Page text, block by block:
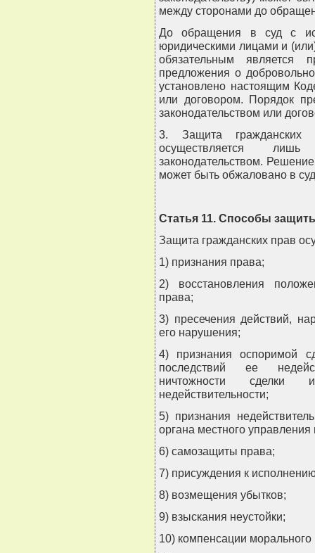
между сторонами до
До обращения в суд с
юридическими лицами и
обязательным является
предложения о
установлено настоящим
или договором. Порядок
законодательством или
3. Защита гражданских
осуществляется
законодательством.
может быть обжаловано в
Статья 11. Способы
Защита гражданских прав
1) признания права;
2) восстановления
права;
3) пресечения действий,
его нарушения;
4) признания оспоримой
последствий ее
ничтожности сделки
недействительности;
5) признания
органа местного
6) самозащиты права;
7) присуждения к
8) возмещения убытков;
9) взыскания неустойки;
10) компенсации морального